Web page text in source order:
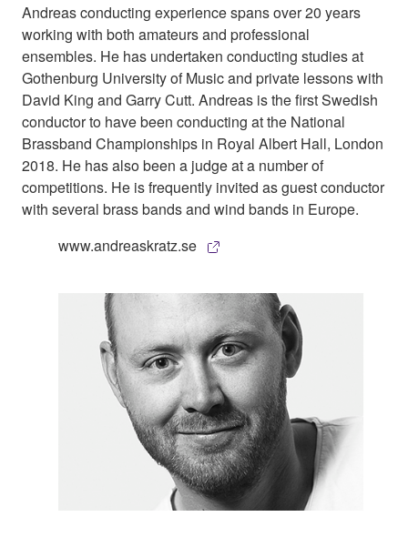
Andreas conducting experience spans over 20 years
working with both amateurs and professional
ensembles. He has undertaken conducting studies at
Gothenburg University of Music and private lessons with
David King and Garry Cutt. Andreas is the first Swedish
conductor to have been conducting at the National
Brassband Championships in Royal Albert Hall, London
2018. He has also been a judge at a number of
competitions. He is frequently invited as guest conductor
with several brass bands and wind bands in Europe.
www.andreaskratz.se